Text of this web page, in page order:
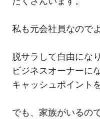
私も元会社員なので
脱サラして自由にな
ビジネスオーナーに
キャッシュポイント
でも、家族がいるの